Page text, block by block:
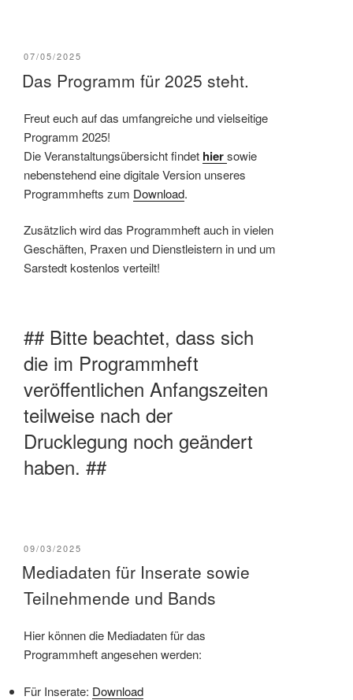
VERÖFFENTLICHT
07/05/2025
Das Programm für 2025 steht.
Freut euch auf das umfangreiche und vielseitige
Programm 2025!
Die Veranstaltungsübersicht findet hiersowie
nebenstehend eine digitale Version unseres
Programmhefts zum Download.
Zusätzlich wird das Programmheft auch in vielen
Geschäften, Praxen und Dienstleistern in und um
Sarstedt kostenlos verteilt!
## Bitte beachtet, dass sich
die im Programmheft
veröffentlichen Anfangszeiten
teilweise nach der
Drucklegung noch geändert
haben. ##
VERÖFFENTLICHT
09/03/2025
Mediadaten für Inserate sowie
Teilnehmende und Bands
Hier können die Mediadaten für das
Programmheft angesehen werden:
Für Inserate: Download